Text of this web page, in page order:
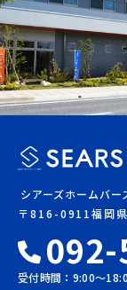
シアーズホームバー
〒816-0911福岡
受付時間：9:00〜